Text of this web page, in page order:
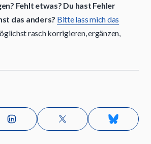
Fehlt etwas? Du hast Fehler
das anders? Bitte lass mich das
rasch korrigieren, ergänzen,